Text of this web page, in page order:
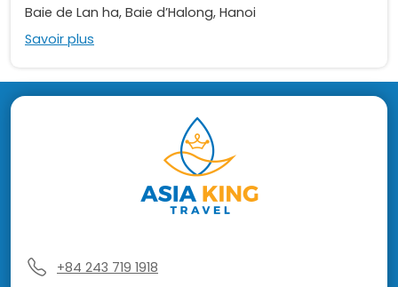
Baie de Lan ha, Baie d’Halong, Hanoi
Savoir plus
+84 243 719 1918